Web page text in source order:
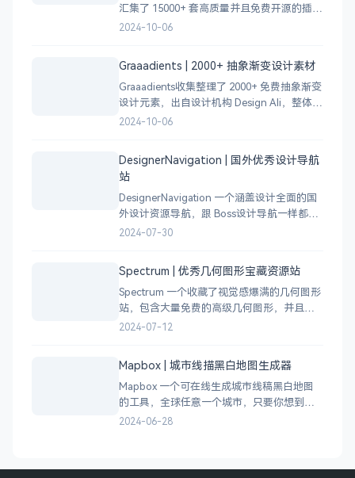
汇集了 15000+ 套高质量并且免费开源的插图
插画和图标资源。
2024-10-06
Graaadients | 2000+ 抽象渐变设计素材
Graaadients收集整理了 2000+ 免费抽象渐变
设计元素，出自设计机构 Design Ali，整体渐
变色比较鲜艳，更像是 AI 生成的元素，需要
2024-10-06
DesignerNavigation | 国外优秀设计导航
站
DesignerNavigation 一个涵盖设计全面的国
外设计资源导航，跟 Boss设计导航一样都是
分门别类的划分设计灵感、资讯、UI 资源、
2024-07-30
Spectrum | 优秀几何图形宝藏资源站
Spectrum 一个收藏了视觉感爆满的几何图形
站，包含大量免费的高级几何图形，并且每
周都会更新 100 个几何图案，不断的完善能
2024-07-12
Mapbox | 城市线描黑白地图生成器
Mapbox 一个可在线生成城市线稿黑白地图
的工具，全球任意一个城市，只要你想到的
城市，直接搜索城市名称，自动生成该城市
2024-06-28